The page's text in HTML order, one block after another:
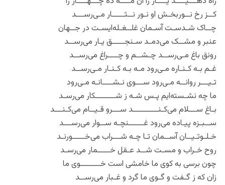
کــز رخ نــوربخـش او نـور نــثـــــار مـی‌رســـد
چــاک شـدسـت آسـمان غلــغـله‌ایسـت در جــهان
عنبر و مشــک می‌دمـد سـنجـــــق یـار می‌‌رســد
رونق باغ مـی‌رســد چـشــم و چــــراغ می‌‌رســد
غـم بـه کـنـاره مـی‌رود مـه بـه کـنـار مـی‌رســد
تـیـــر روانــه مـی‌رود ســـوی نـشــــانـه مـی‌رود
ما چه نشـسته‌ایم پـس شـه ز شــــــــکار می‌رسـد
بـاغ ســـلام می‌کـنــــــــــد ســـرو قـیــام می‌‌کـنـــد
ســبـزه پیـاده می‌‌رود غــــــنچـه ســوار می‌رســـد
خـلـوتـیــان آســمان تـا چـه شـــراب می‌خـــــورنـد
روح خـراب و مسـت شــد عـقل خـــــمار می‌رسـد
چون برسی به کوی ما خامشی است خــــــــوی ما
زان که ز گـفت و گـوی ما گرد و غـبار می‌رســد